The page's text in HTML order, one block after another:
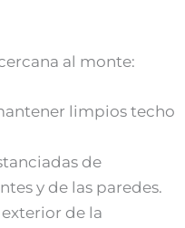
al monte:
limpios techo
de
y de las paredes.
de la